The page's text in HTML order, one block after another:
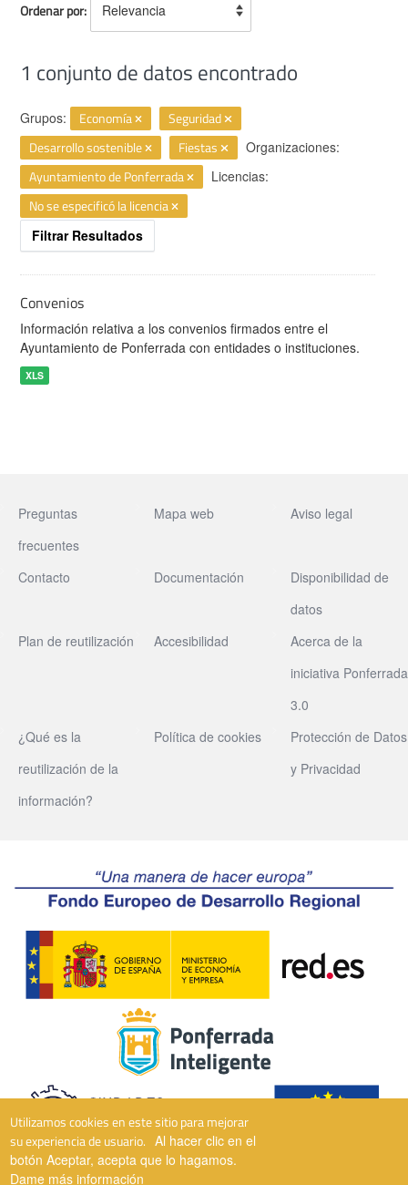
Ordenar por
1 conjunto de datos encontrado
Grupos: Economía
Seguridad
Desarrollo sostenible
Fiestas Organizaciones:
Ayuntamiento de Ponferrada Licencias:
No se especificó la licencia
Filtrar Resultados
Convenios
Información relativa a los convenios firmados entre el
Ayuntamiento de Ponferrada con entidades o instituciones.
XLS
Preguntas
frecuentes
Mapa web Aviso legal
Contacto Documentación
Disponibilidad de
datos
Plan de reutilización
Accesibilidad
Acerca de la
iniciativa Ponferrada
3.0
¿Qué es la
reutilización de la
información?
Política de cookies
Protección de Datos
y Privacidad
Utilizamos cookies en este sitio para mejorar
su experiencia de usuario. Al hacer clic en el
botón Aceptar, acepta que lo hagamos.
Dame más información